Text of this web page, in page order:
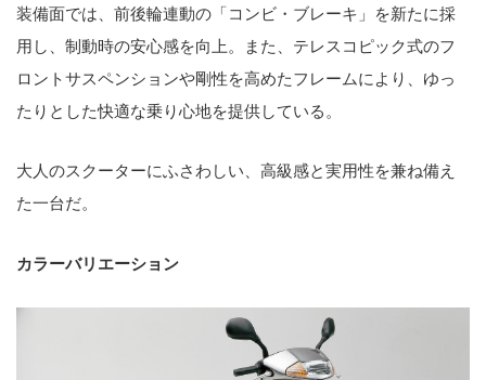
装備面では、前後輪連動の「コンビ・ブレーキ」を新たに採
用し、制動時の安心感を向上。また、テレスコピック式のフ
ロントサスペンションや剛性を高めたフレームにより、ゆっ
たりとした快適な乗り心地を提供している。
大人のスクーターにふさわしい、高級感と実用性を兼ね備え
た一台だ。
カラーバリエーション